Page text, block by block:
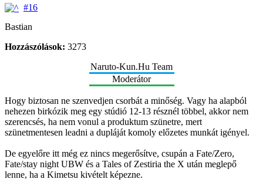
#16
Bastian
Hozzászólások: 3273
Naruto-Kun.Hu Team
Moderátor
Hogy biztosan ne szenvedjen csorbát a minőség. Vagy ha alapból
nehezen birkózik meg egy stúdió 12-13 résznél többel, akkor nem
szerencsés, ha nem vonul a produktum szünetre, mert
szünetmentesen leadni a dupláját komoly előzetes munkát igényel.
De egyelőre itt még ez nincs megerősítve, csupán a Fate/Zero,
Fate/stay night UBW és a Tales of Zestiria the X után meglepő
lenne, ha a Kimetsu kivételt képezne.